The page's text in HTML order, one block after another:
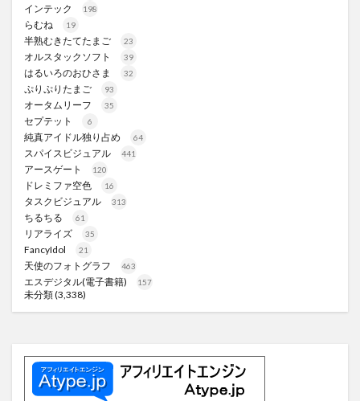
インテック 198
らむね 19
半熟むきたてたまご 23
オルスタックソフト 39
はるいろのおひさま 32
ぷりぷりたまご 93
オータムリーフ 35
セプテット 6
純真アイドル独り占め 64
スパイスビジュアル 441
アースゲート 120
ドレミファ空色 16
タスクビジュアル 313
ちるちる 61
リアライズ 35
FancyIdol 21
天使のフォトグラフ 463
エスデジタル(電子書籍) 157
未分類(3,338)